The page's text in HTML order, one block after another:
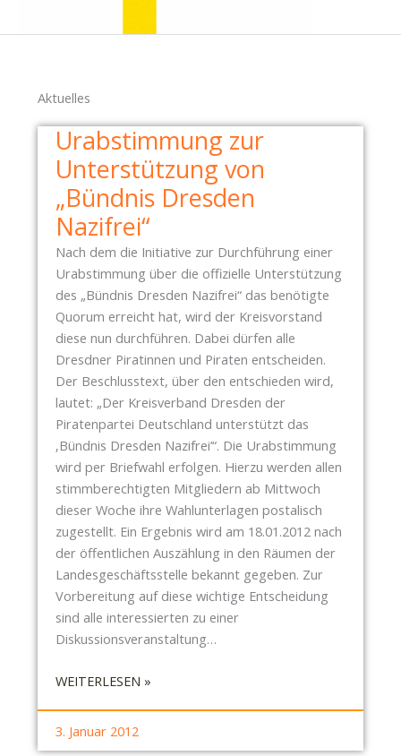
Aktuelles
Urabstimmung zur
Unterstützung von
„Bündnis Dresden
Nazifrei“
Nach dem die Initiative zur Durchführung einer
Urabstimmung über die offizielle Unterstützung
des „Bündnis Dresden Nazifrei“ das benötigte
Quorum erreicht hat, wird der Kreisvorstand
diese nun durchführen. Dabei dürfen alle
Dresdner Piratinnen und Piraten entscheiden.
Der Beschlusstext, über den entschieden wird,
lautet: „Der Kreisverband Dresden der
Piratenpartei Deutschland unterstützt das
‚Bündnis Dresden Nazifrei’“. Die Urabstimmung
wird per Briefwahl erfolgen. Hierzu werden allen
stimmberechtigten Mitgliedern ab Mittwoch
dieser Woche ihre Wahlunterlagen postalisch
zugestellt. Ein Ergebnis wird am 18.01.2012 nach
der öffentlichen Auszählung in den Räumen der
Landesgeschäftsstelle bekannt gegeben. Zur
Vorbereitung auf diese wichtige Entscheidung
sind alle interessierten zu einer
Diskussionsveranstaltung…
WEITERLESEN »:
3. Januar 2012